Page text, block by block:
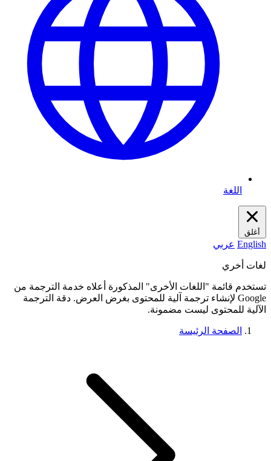
اللغة
أغلق
English عربي
لغات أخري
تستخدم قائمة "اللغات الأخرى" المذكورة أعلاه خدمة الترجمة من
Google لإنشاء ترجمة آلية للمحتوى بغرض العرض. دقة الترجمة
الآلية للمحتوى ليست مضمونة.
الصفحة الرئيسة